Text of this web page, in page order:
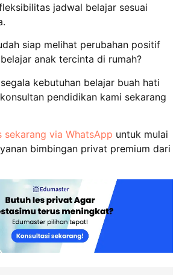
jadwal belajar sesuai
siap melihat perubahan positif
anak tercinta di rumah?
kebutuhan belajar buah hati
pendidikan kami sekarang
sekarang via WhatsApp untuk mulai
bimbingan privat premium dari